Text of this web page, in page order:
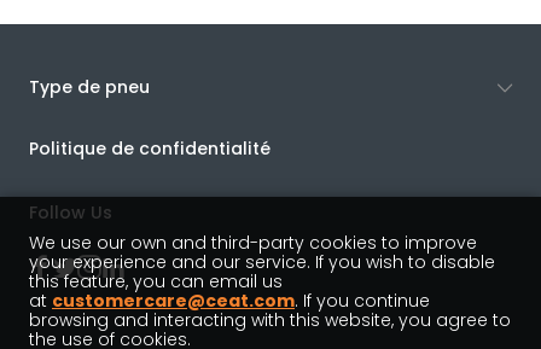
Type de pneu
Politique de confidentialité
Follow Us
We use our own and third-party cookies to improve
your experience and our service. If you wish to disable
this feature, you can email us
at customercare@ceat.com. If you continue
browsing and interacting with this website, you agree to
the use of cookies.